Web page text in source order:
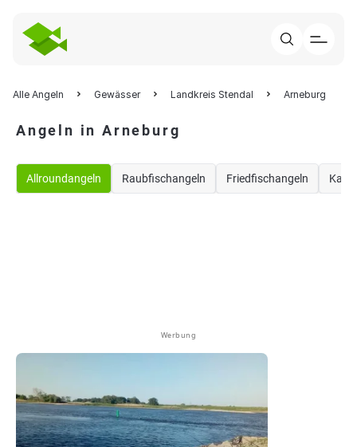
Alle Angeln Gewässer Landkreis Stendal Arneburg
Angeln in Arneburg
Allroundangeln Raubfischangeln Friedfischangeln
Werbung